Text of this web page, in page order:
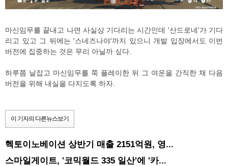
마신임무를 끝내고 나면 사실상 기다리는 시간인데 '산드로네'가 기다
리고 있고 그 뒤에는 '스네즈나야'까지 있으니 개발 입장에서도 이번
버전에 집중하는 것은 무리 아닐까 싶다.
하루쯤 날잡고 마신임무를 쭉 플레이한 뒤 그 여운을 간직한 채 다음
버전을 위해 내실을 다지도록 하자.
이 기자의 다른뉴스보기
헥토이노베이션 상반기 매출 2151억원, 영...
스마일게이트, '코믹월드 335 일산'에 '카...